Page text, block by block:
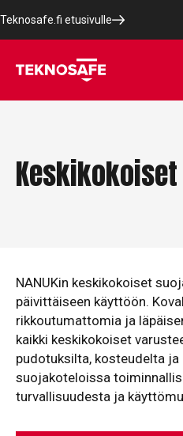
Teknosafe.fi etusivulle
NANUKin keskikokoiset
päivittäiseen käyttöön.
rikkoutumattomia ja
kaikki keskikokoiset
pudotuksilta, kosteudelta ja
suojakoteloissa
turvallisuudesta ja